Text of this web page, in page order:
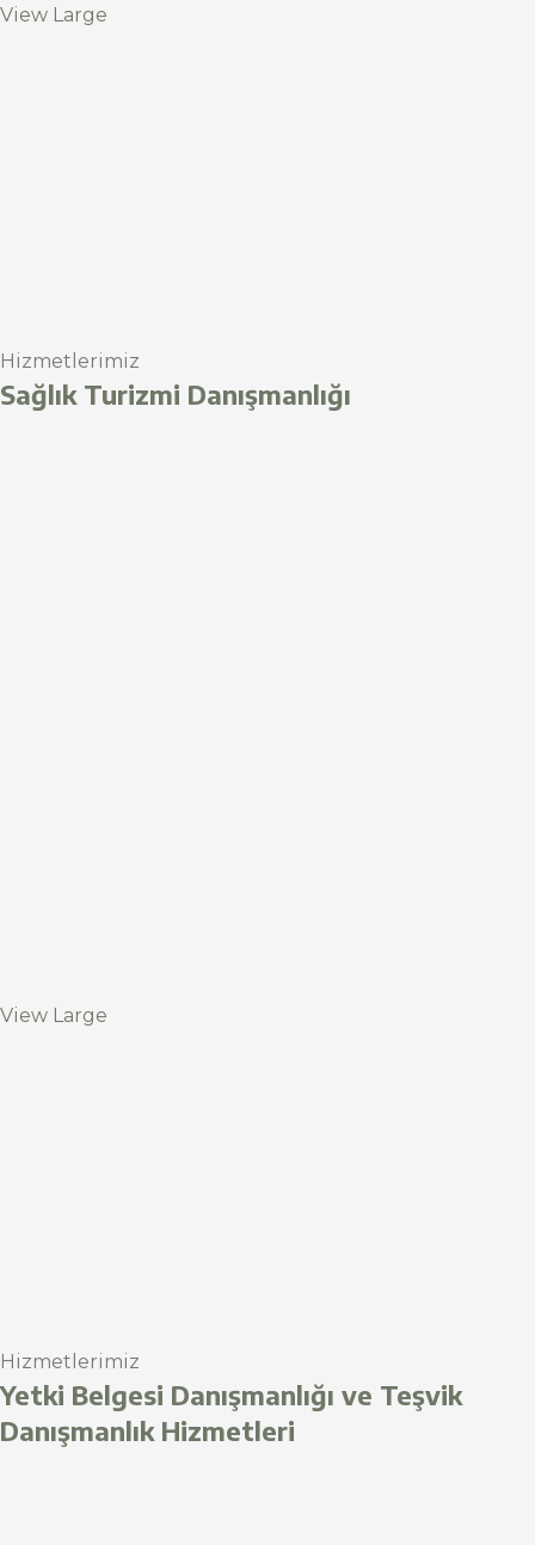
View Large
Hizmetlerimiz
Sağlık Turizmi Danışmanlığı
View Large
Hizmetlerimiz
Yetki Belgesi Danışmanlığı ve Teşvik
Danışmanlık Hizmetleri